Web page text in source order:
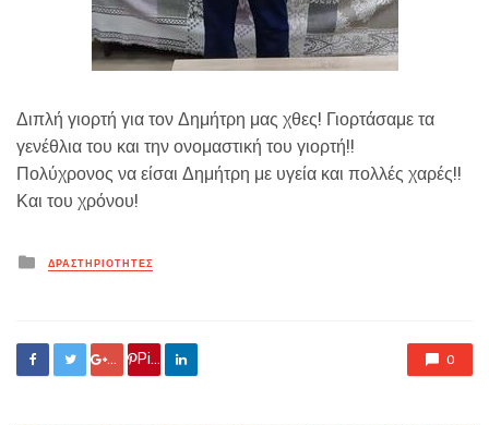
Διπλή γιορτή για τον Δημήτρη μας χθες! Γιορτάσαμε τα
γενέθλια του και την ονομαστική του γιορτή!!
Πολύχρονος να είσαι Δημήτρη με υγεία και πολλές χαρές!!
Και του χρόνου!
Posted
in
ΔΡΑΣΤΗΡΙΟΤΗΤΕΣ
Google +
Pin it 0